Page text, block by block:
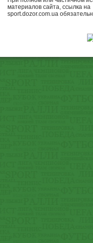
материалов сайта, ссылка на
sport.dozor.com.ua